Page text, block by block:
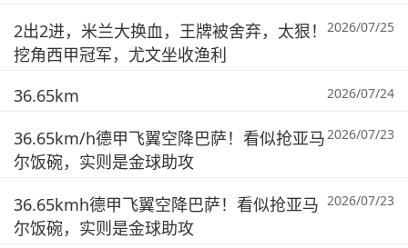
2出2进，米兰大换血，王牌被舍弃，太狠！
挖角西甲冠军，尤文坐收渔利
2026/07/25
36.65km 2026/07/24
36.65km/h德甲飞翼空降巴萨！看似抢亚马
尔饭碗，实则是金球助攻
2026/07/23
36.65kmh德甲飞翼空降巴萨！看似抢亚马
尔饭碗，实则是金球助攻
2026/07/23